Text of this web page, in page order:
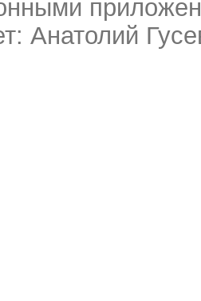
Анатолий